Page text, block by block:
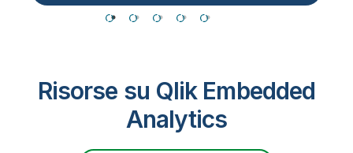
Risorse su Qlik Embedded
Analytics